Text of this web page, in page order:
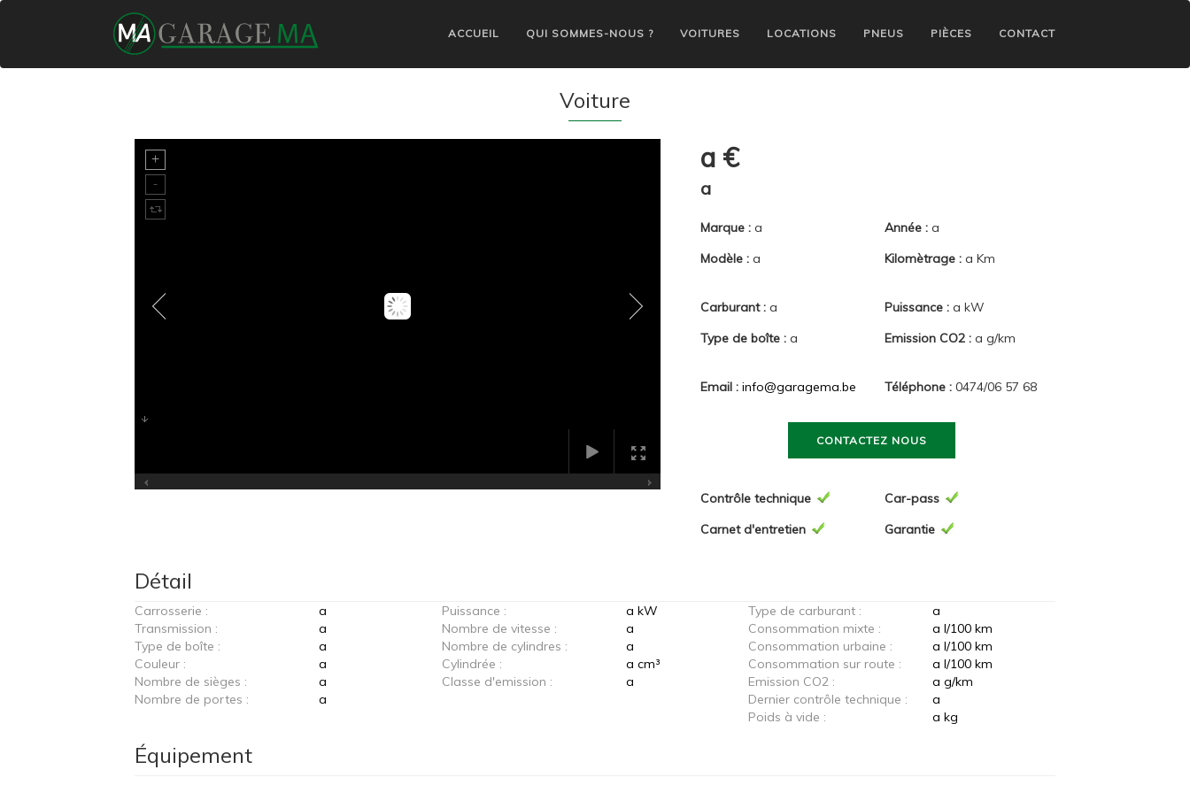
ACCUEIL QUI SOMMES-NOUS ? VOITURES LOCATIONS PNEUS PIÈCES CONTACT
Voiture
a €
a
Marque : a
Modèle : a
Année : a
Kilomètrage : a Km
Carburant : a
Type de boîte : a
Puissance : a kW
Emission CO2 : a g/km
Email : info@garagema.be Téléphone : 0474/06 57 68
CONTACTEZ NOUS
Contrôle technique
Car-pass
Carnet d'entretien
Garantie
Détail
Carrosserie :
a
Transmission :
a
Type de boîte :
a
Couleur :
a
Nombre de sièges :
a
Nombre de portes :
a
Puissance :
a kW
Nombre de vitesse :
a
Nombre de cylindres :
a
Cylindrée :
a cm³
Classe d'emission :
a
Type de carburant :
a
Consommation mixte :
a l/100 km
Consommation urbaine :
a l/100 km
Consommation sur route :
a l/100 km
Emission CO2 :
a g/km
Dernier contrôle technique :
a
Poids à vide :
a kg
Équipement